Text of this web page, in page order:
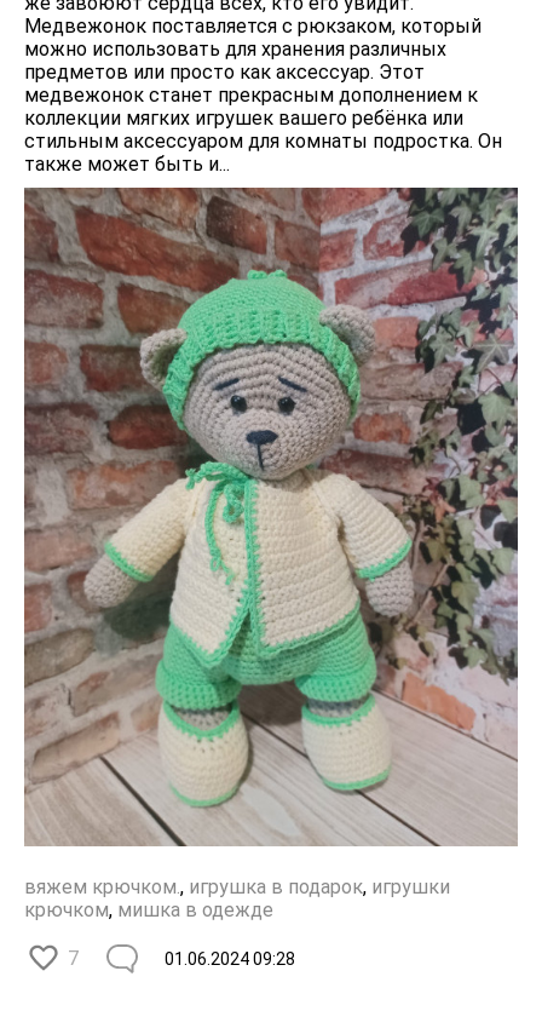
Медвежонок поставляется с рюкзаком, который
можно использовать для хранения различных
предметов или просто как аксессуар. Этот
медвежонок станет прекрасным дополнением к
коллекции мягких игрушек вашего ребёнка или
стильным аксессуаром для комнаты подростка. Он
также может быть и...
вяжем крючком., игрушка в подарок, игрушки
крючком, мишка в одежде
7 01.06.202409:28